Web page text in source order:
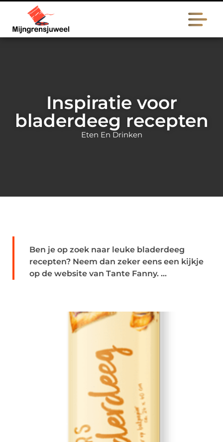
Inspiratie voor
bladerdeeg recepten
Eten En Drinken
Ben je op zoek naar leuke bladerdeeg
recepten? Neem dan zeker eens een kijkje
op de website van Tante Fanny. ...